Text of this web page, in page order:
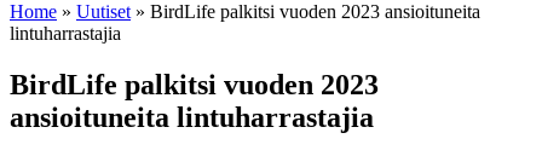
Home » Uutiset » BirdLife palkitsi vuoden 2023 ansioituneita
lintuharrastajia
BirdLife palkitsi vuoden 2023
ansioituneita lintuharrastajia